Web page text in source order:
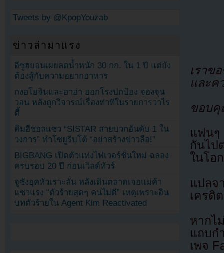
เรา
และค
ขอบคุ
แฟนๆ
กันไป
ในโอ
แปล
เครดิ
หากไ
แถบก
เพจ
Tweets by @KpopYouzab
ข่าวล่ามาแรง
อีซูฮยอนเผยลดน้ำหนัก 30 กก. ใน 1 ปี แต่ยัง
ต้องสู้กับความอยากอาหาร
กงฮโยจินและฮาฮ่า ออกโรงปกป้อง จองจุน
วอน หลังถูกวิจารณ์เรื่องท่าทีในรายการวาไร
ตี้
คิมฮีชอลแซว “SISTAR สายบวกอันดับ 1 ใน
วงการ” ทำโซยูรีบโต้ “อย่าสร้างข่าวลือ!”
BIGBANG เปิดตัวแท่งไฟเวอร์ชั่นใหม่ ฉลอง
ครบรอบ 20 ปี ก่อนเวิลด์ทัวร์
จูซังอุคหัวเราะลั่น หลังเดินตลาดเจอแม่ค้า
แซวแรง “ตัวร้ายสุดๆ คนไม่ดี” เหตุเพราะอิน
บทตัวร้ายใน Agent Kim Reactivated